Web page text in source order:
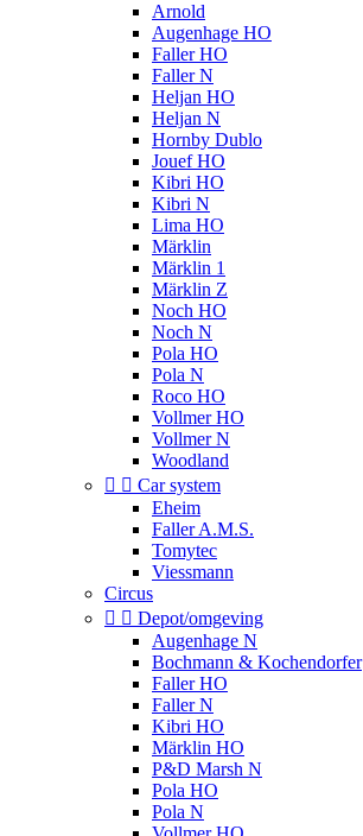
Arnold
Augenhage HO
Faller HO
Faller N
Heljan HO
Heljan N
Hornby Dublo
Jouef HO
Kibri HO
Kibri N
Lima HO
Märklin
Märklin 1
Märklin Z
Noch HO
Noch N
Pola HO
Pola N
Roco HO
Vollmer HO
Vollmer N
Woodland
  Car system
Eheim
Faller A.M.S.
Tomytec
Viessmann
Circus
  Depot/omgeving
Augenhage N
Bochmann & Kochendorfer
Faller HO
Faller N
Kibri HO
Märklin HO
P&D Marsh N
Pola HO
Pola N